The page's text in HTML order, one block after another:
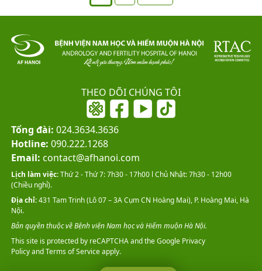
THEO DÕI CHÚNG TÔI
Tổng đài: 024.3634.3636
Hotline: 090.222.1268
Email: contact@afhanoi.com
This site is protected by reCAPTCHA and the GooglePrivacy
PolicyandTerms of Serviceapply.
Lịch làm việc:Thứ 2 - Thứ 7: 7h30 - 17h00 l Chủ Nhật: 7h30 - 12h00
(Chiều nghỉ).
Địa chỉ:431 Tam Trinh (Lô 07 – 3A Cụm CN Hoàng Mai), P. Hoàng Mai, Hà
Nội.
Bản quyền thuộc về Bệnh viện Nam học và Hiếm muộn Hà Nội.